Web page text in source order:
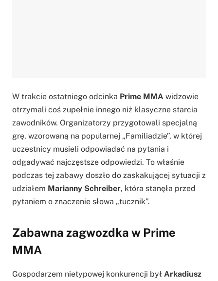
W trakcie ostatniego odcinka Prime MMA widzowie
otrzymali coś zupełnie innego niż klasyczne starcia
zawodników. Organizatorzy przygotowali specjalną
grę, wzorowaną na popularnej „Familiadzie”, w której
uczestnicy musieli odpowiadać na pytania i
odgadywać najczęstsze odpowiedzi. To właśnie
podczas tej zabawy doszło do zaskakującej sytuacji z
udziałem Marianny Schreiber, która stanęła przed
pytaniem o znaczenie słowa „tucznik”.
Zabawna zagwozdka w Prime
MMA
Gospodarzem nietypowej konkurencji był Arkadiusz